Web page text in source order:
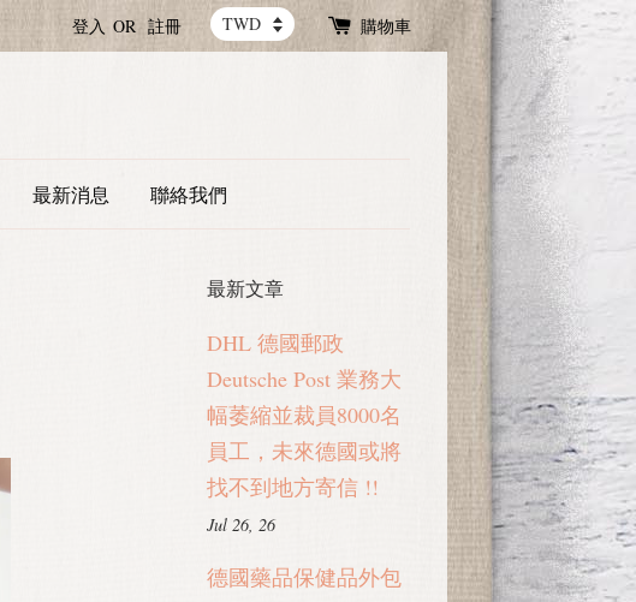
登入 OR 註冊 購物車
最新消息 聯絡我們
最新文章
DHL 德國郵政
Deutsche Post 業務大
幅萎縮並裁員8000名
員工，未來德國或將
找不到地方寄信 !!
Jul 26, 26
德國藥品保健品外包